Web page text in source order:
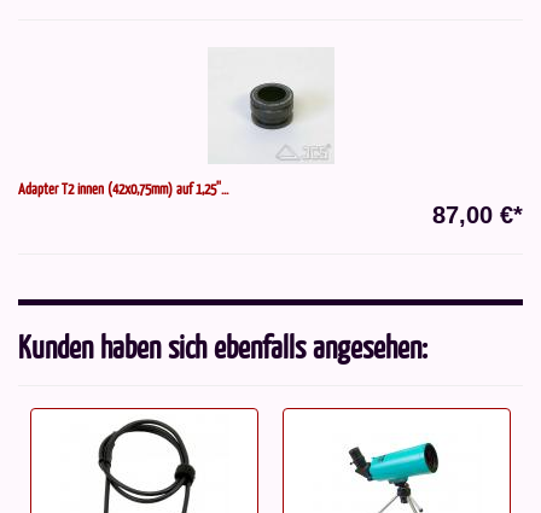
Adapter T2 innen (42x0,75mm) auf 1,25''...
87,00 €*
Kunden haben sich ebenfalls angesehen: